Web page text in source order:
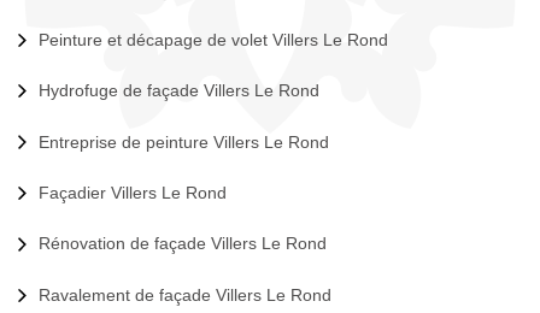
Peinture et décapage de volet Villers Le Rond
Hydrofuge de façade Villers Le Rond
Entreprise de peinture Villers Le Rond
Façadier Villers Le Rond
Rénovation de façade Villers Le Rond
Ravalement de façade Villers Le Rond